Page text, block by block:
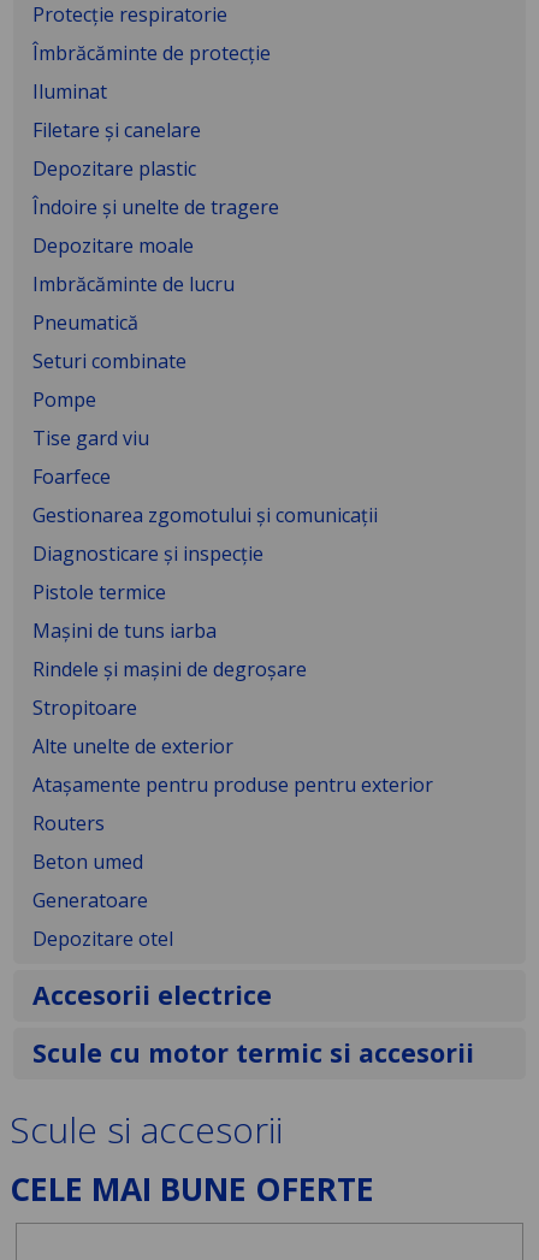
Protecție respiratorie
Îmbrăcăminte de protecție
Iluminat
Filetare și canelare
Depozitare plastic
Îndoire și unelte de tragere
Depozitare moale
Imbrăcăminte de lucru
Pneumatică
Seturi combinate
Pompe
Tise gard viu
Foarfece
Gestionarea zgomotului și comunicații
Diagnosticare și inspecție
Pistole termice
Mașini de tuns iarba
Rindele și mașini de degroșare
Stropitoare
Alte unelte de exterior
Atașamente pentru produse pentru exterior
Routers
Beton umed
Generatoare
Depozitare otel
Accesorii electrice
Scule cu motor termic si accesorii
Scule si accesorii
CELE MAI BUNE OFERTE